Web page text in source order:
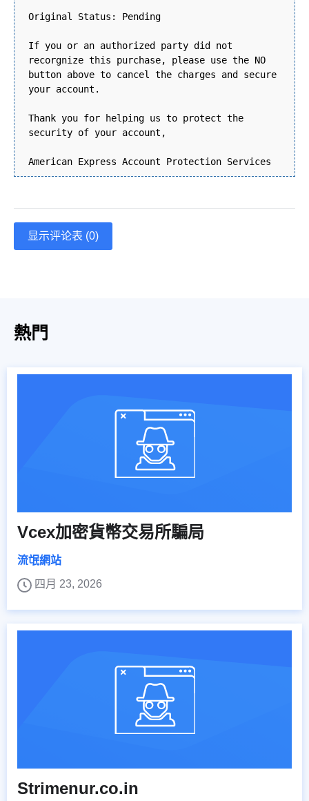
Original Status: Pending
If you or an authorized party did not
recorgnize this purchase, please use the NO
button above to cancel the charges and secure
your account.
Thank you for helping us to protect the
security of your account,
American Express Account Protection Services
显示评论表 (0)
熱門
Vcex加密貨幣交易所騙局
流氓網站
四月 23, 2026
Strimenur.co.in